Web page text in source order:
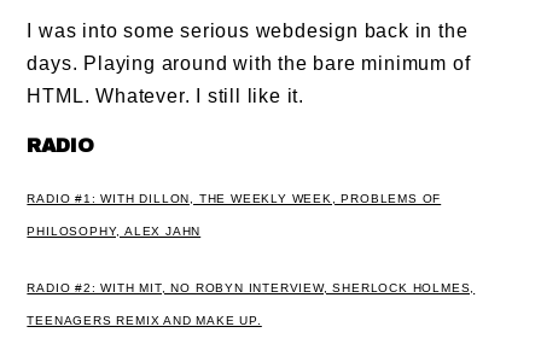
I was into some serious webdesign back in the
days. Playing around with the bare minimum of
HTML. Whatever. I still like it.
RADIO
RADIO #1: WITH DILLON, THE WEEKLY WEEK, PROBLEMS OF
PHILOSOPHY, ALEX JAHN
RADIO #2: WITH MIT, NO ROBYN INTERVIEW, SHERLOCK HOLMES,
TEENAGERS REMIX AND MAKE UP.